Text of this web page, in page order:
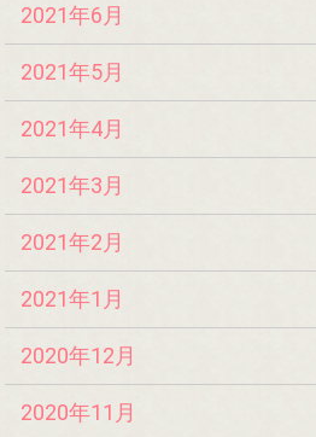
2021年6月
2021年5月
2021年4月
2021年3月
2021年2月
2021年1月
2020年12月
2020年11月